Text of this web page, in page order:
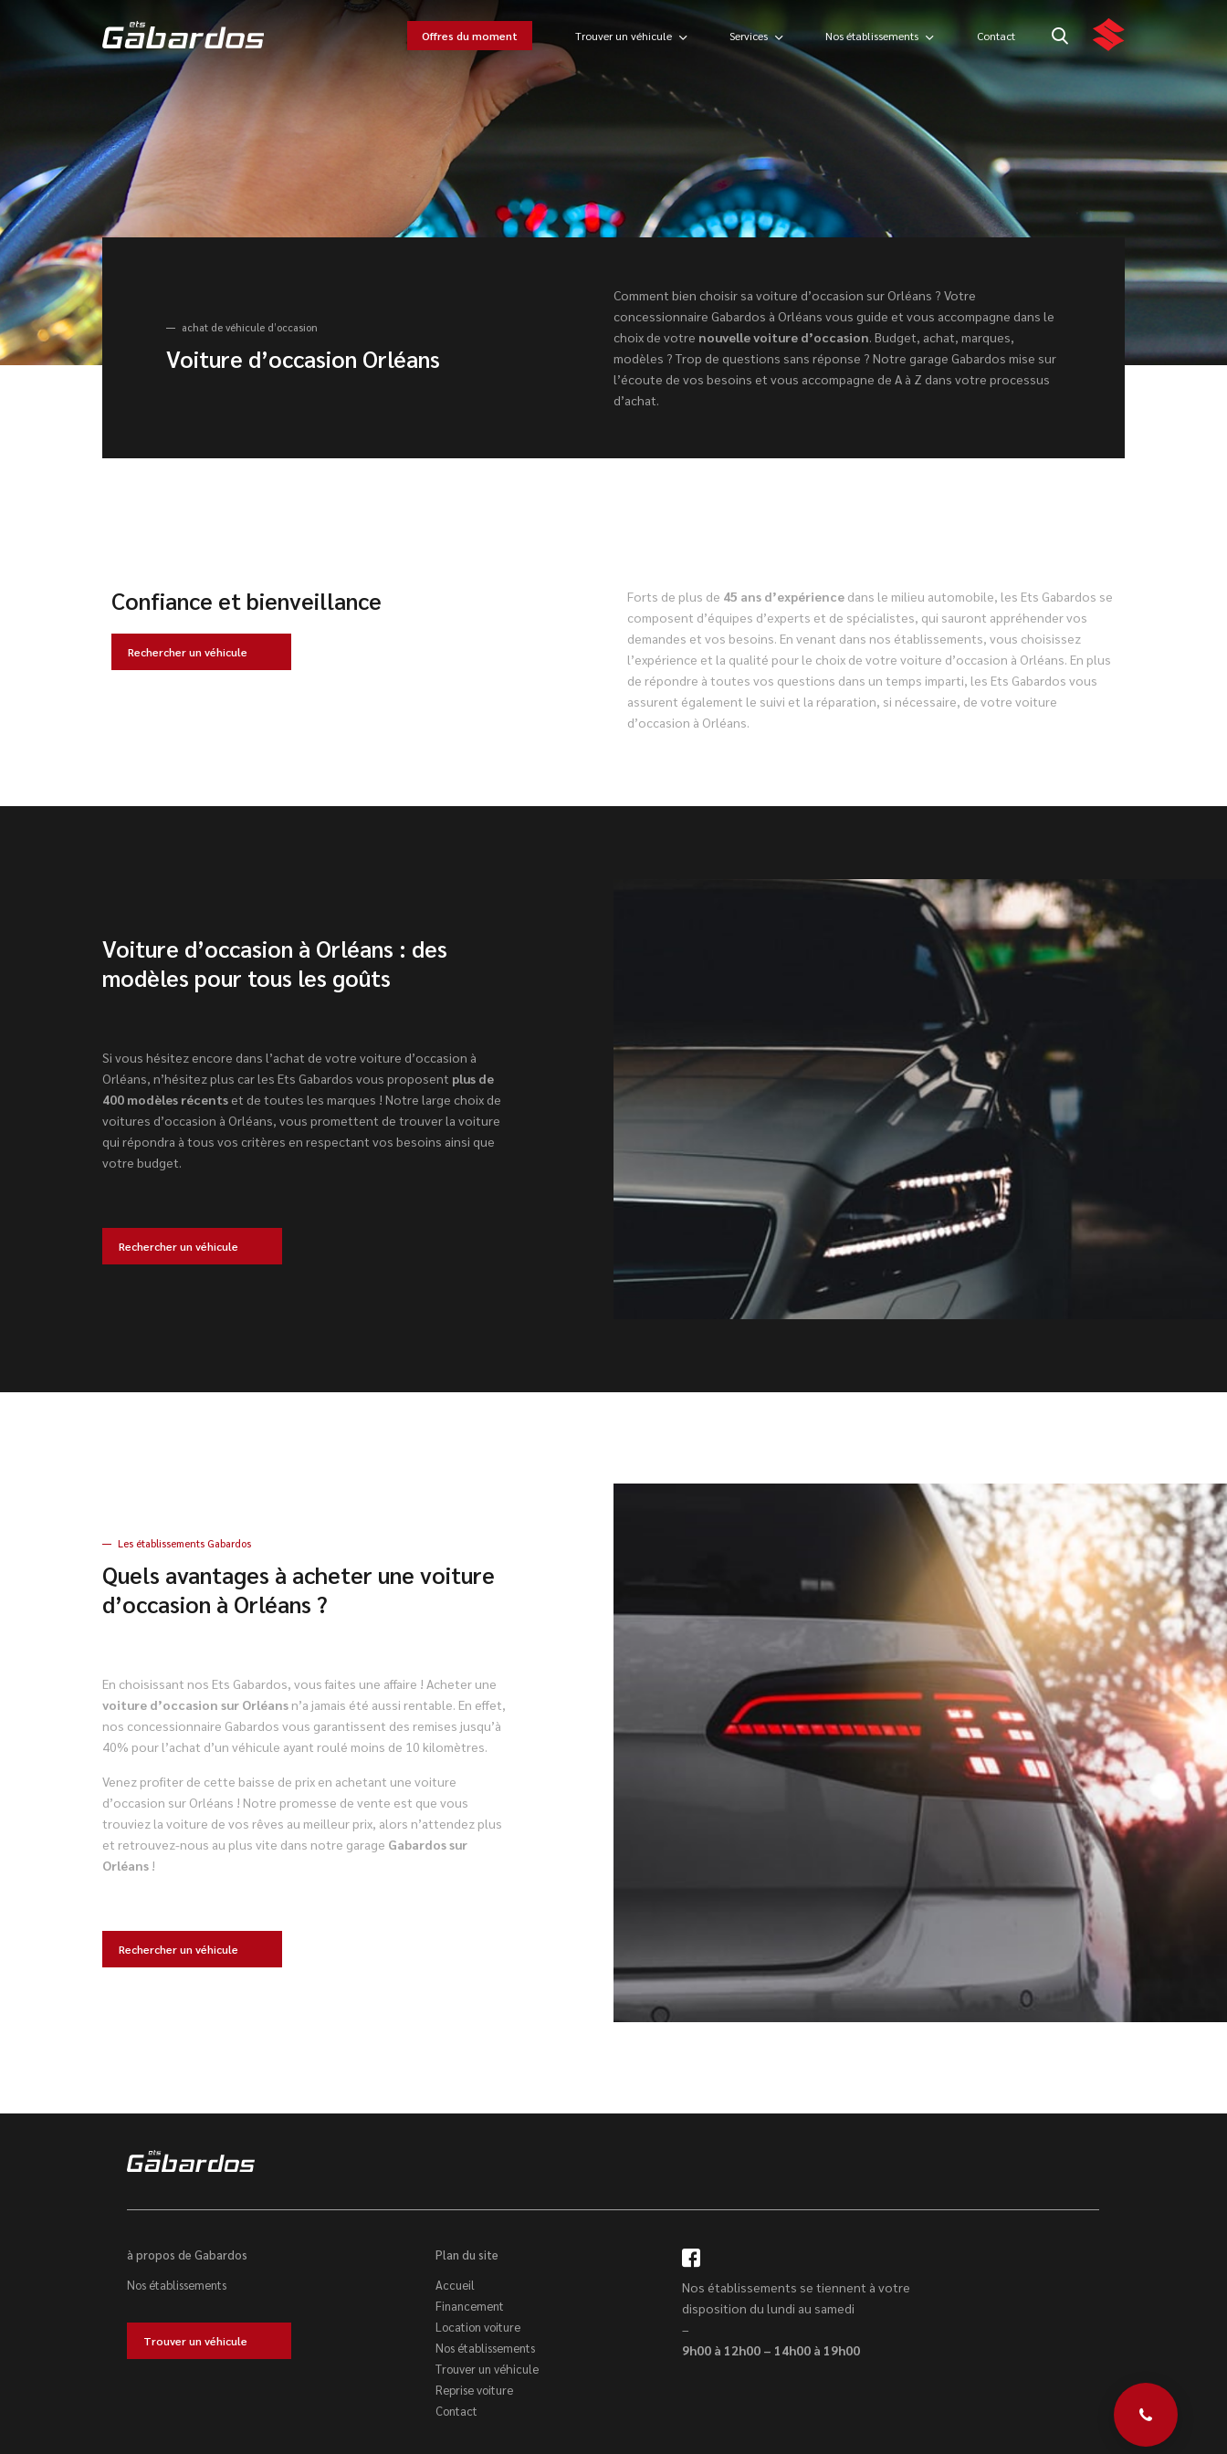
Offres du moment Trouver un véhicule Services Nos établissements Contact
achat de véhicule d’occasion
Voiture d’occasion Orléans
Comment bien choisir sa voiture d’occasion sur Orléans ? Votre
concessionnaire Gabardos à Orléans vous guide et vous accompagne dans le
choix de votre nouvelle voiture d’occasion. Budget, achat, marques,
modèles ? Trop de questions sans réponse ? Notre garage Gabardos mise sur
l’écoute de vos besoins et vous accompagne de A à Z dans votre processus
d’achat.
Confiance et bienveillance
Rechercher un véhicule
Forts de plus de 45 ans d’expérience dans le milieu automobile, les Ets Gabardos se
composent d’équipes d’experts et de spécialistes, qui sauront appréhender vos
demandes et vos besoins. En venant dans nos établissements, vous choisissez
l’expérience et la qualité pour le choix de votre voiture d’occasion à Orléans. En plus
de répondre à toutes vos questions dans un temps imparti, les Ets Gabardos vous
assurent également le suivi et la réparation, si nécessaire, de votre voiture
d’occasion à Orléans.
Voiture d’occasion à Orléans : des
modèles pour tous les goûts
Si vous hésitez encore dans l’achat de votre voiture d’occasion à
Orléans, n’hésitez plus car les Ets Gabardos vous proposent plus de
400 modèles récents et de toutes les marques ! Notre large choix de
voitures d’occasion à Orléans, vous promettent de trouver la voiture
qui répondra à tous vos critères en respectant vos besoins ainsi que
votre budget.
Rechercher un véhicule
Les établissements Gabardos
Quels avantages à acheter une voiture
d’occasion à Orléans ?
En choisissant nos Ets Gabardos, vous faites une affaire ! Acheter une
voiture d’occasion sur Orléans n’a jamais été aussi rentable. En effet,
nos concessionnaire Gabardos vous garantissent des remises jusqu’à
40% pour l’achat d’un véhicule ayant roulé moins de 10 kilomètres.
Venez profiter de cette baisse de prix en achetant une voiture
d’occasion sur Orléans ! Notre promesse de vente est que vous
trouviez la voiture de vos rêves au meilleur prix, alors n’attendez plus
et retrouvez-nous au plus vite dans notre garage Gabardos sur
Orléans !
Rechercher un véhicule
à propos de Gabardos
Nos établissements
Trouver un véhicule
Plan du site
Accueil
Financement
Location voiture
Nos établissements
Trouver un véhicule
Reprise voiture
Contact
Nos établissements se tiennent à votre
disposition du lundi au samedi
–
9h00 à 12h00 – 14h00 à 19h00